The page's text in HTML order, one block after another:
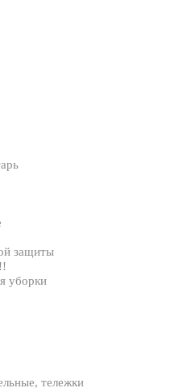
защиты
уборки
тележки